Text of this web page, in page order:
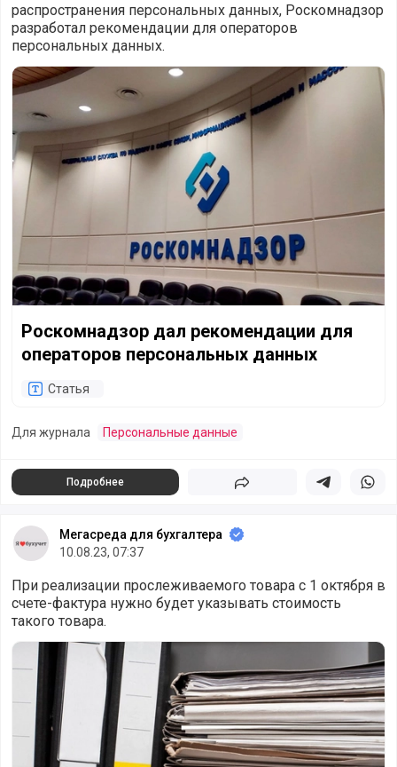
распространения персональных данных, Роскомнадзор
разработал рекомендации для операторов
персональных данных.
Роскомнадзор дал рекомендации для операторов
Роскомнадзор дал рекомендации для
операторов персональных данных
Статья
Для журнала Персональные данные
Подробнее Поделиться Поделиться в
Мегасреда для бухгалтера
10.08.23, 07:37
При реализации прослеживаемого товара с 1 октября в
счете-фактура нужно будет указывать стоимость
такого товара.
Счета-фактуры по прослеживаемым товарам с 1